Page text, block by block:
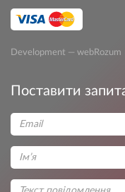
Development — webRozum
Поставити